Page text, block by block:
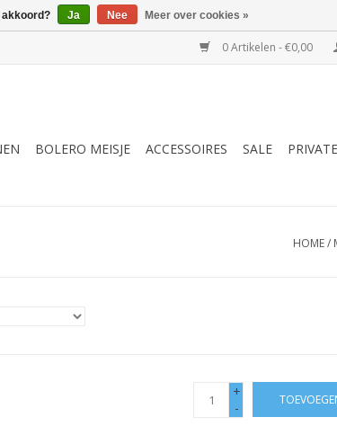
0 Artikelen - €0,00
BOLERO MEISJE ACCESSOIRES SALE
HOME/
+
-
akkoord? Ja Nee Meer over cookies »